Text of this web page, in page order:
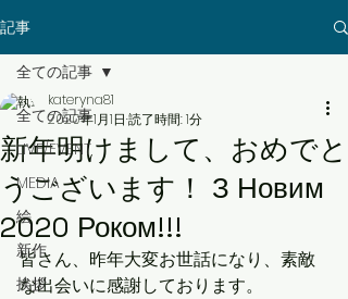
記事
全ての記事
LIVE/EVENT
MEDIA
絵
新作
挨拶
全ての記事
新年明けまして、おめでと
うございます！ З Новим
2020 Роком!!!
kateryna81
2020年1月1日 読了時間: 1分
皆さん、昨年大変お世話になり、素敵
な出会いに感謝しております。